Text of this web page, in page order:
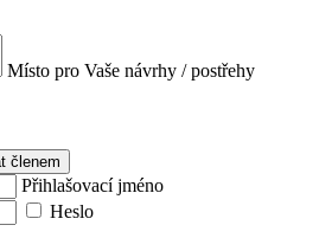
Místo pro Vaše návrhy / postřehy
členem
Přihlašovací jméno
Heslo